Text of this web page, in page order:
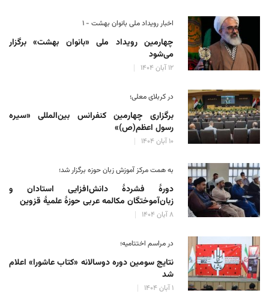
اخبار رویداد ملی بانوان بهشت - ۱
چهارمین رویداد ملی «بانوان بهشت» برگزار
می‌شود
۱۲ آبان ۱۴۰۴
در کربلای معلی؛
برگزاری چهارمین کنفرانس بین‌المللی «سیره
رسول اعظم(ص)»
۱۰ آبان ۱۴۰۴
به همت مرکز آموزش زبان حوزه‌ برگزار شد؛
دورهٔ فشردهٔ دانش‌افزایی استادان و
زبان‌آموختگان مکالمه عربی حوزهٔ علمیهٔ قزوین
۸ آبان ۱۴۰۴
در مراسم اختتامیه؛
نتایج سومین دوره‌ دوسالانه‌ «کتاب عاشورا» اعلام
شد
۱ آبان ۱۴۰۴